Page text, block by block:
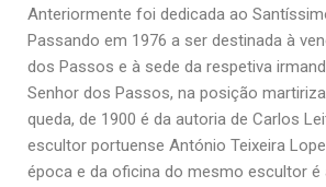
Anteriormente foi dedicada ao
Passando em 1976 a ser destinada à
dos Passos e à sede da respetiva
Senhor dos Passos, na posição
queda, de 1900 é da autoria de Carlos
escultor portuense António Teixeira
época e da oficina do mesmo escultor é